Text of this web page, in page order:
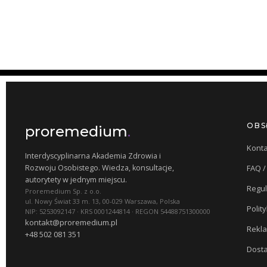
proremedium.
Interdyscyplinarna Akademia Zdrowia i
Rozwoju Osobistego. Wiedza, konsultacje,
autorytety w jednym miejscu.
Proremedium Sp. z o.o.
ul. Nowy Świat 33 m. 13, 00-029 Warszawa, Polska
NIP: 5253092147 · KRS 0001244814 · REGON 54488751300000
kontakt@proremedium.pl
+48 502 081 351
FAQ